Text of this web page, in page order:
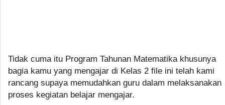
Tidak cuma itu Program Tahunan Matematika khusunya
bagia kamu yang mengajar di Kelas 2 file ini telah kami
rancang supaya memudahkan guru dalam melaksanakan
proses kegiatan belajar mengajar.